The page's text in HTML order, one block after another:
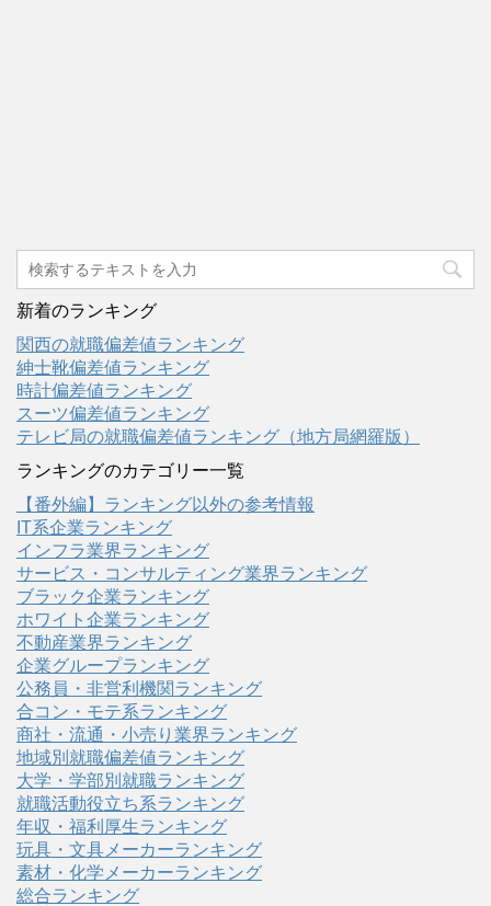
新着のランキング
関西の就職偏差値ランキング
紳士靴偏差値ランキング
時計偏差値ランキング
スーツ偏差値ランキング
テレビ局の就職偏差値ランキング（地方局網羅版）
ランキングのカテゴリー一覧
【番外編】ランキング以外の参考情報
IT系企業ランキング
インフラ業界ランキング
サービス・コンサルティング業界ランキング
ブラック企業ランキング
ホワイト企業ランキング
不動産業界ランキング
企業グループランキング
公務員・非営利機関ランキング
合コン・モテ系ランキング
商社・流通・小売り業界ランキング
地域別就職偏差値ランキング
大学・学部別就職ランキング
就職活動役立ち系ランキング
年収・福利厚生ランキング
玩具・文具メーカーランキング
素材・化学メーカーランキング
総合ランキング